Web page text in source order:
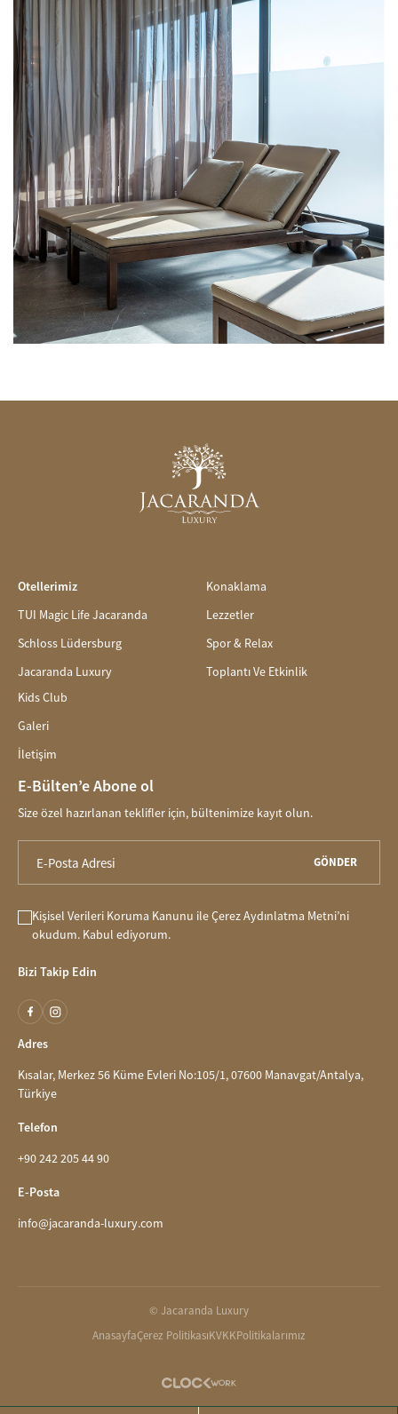
Otellerimiz
TUI Magic Life Jacaranda
Schloss Lüdersburg
Jacaranda Luxury
Konaklama
Lezzetler
Spor & Relax
Toplantı Ve Etkinlik
Kids Club
Galeri
İletişim
E-Bülten’e Abone ol
Size özel hazırlanan teklifler için, bültenimize kayıt olun.
GÖNDER
Kişisel Verileri Koruma Kanunu ileÇerez Aydınlatma Metni’ni
okudum. Kabul ediyorum.
Bizi Takip Edin
Adres
Kısalar, Merkez 56 Küme Evleri No:105/1, 07600 Manavgat/Antalya,
Türkiye
Telefon
+90 242 205 44 90
E-Posta
info@jacaranda-luxury.com
© Jacaranda Luxury
AnasayfaÇerez PolitikasıKVKKPolitikalarımız